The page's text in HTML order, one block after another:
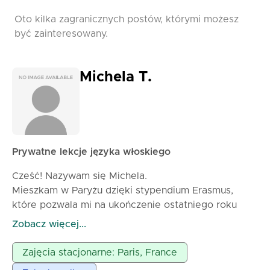
uczenia się!
Oto kilka zagranicznych postów, którymi możesz
być zainteresowany.
Michela T.
Prywatne lekcje języka włoskiego
Cześć! Nazywam się Michela.
Mieszkam w Paryżu dzięki stypendium Erasmus,
które pozwala mi na ukończenie ostatniego roku
moich studiów licencjackich na Uniwersytecie
Literatura Obca pozwolił mi zdobyć nie tylko
umiejętności językowe i semiotyczne, ale także
Zobacz więcej...
Zajęcia stacjonarne: Paris, France